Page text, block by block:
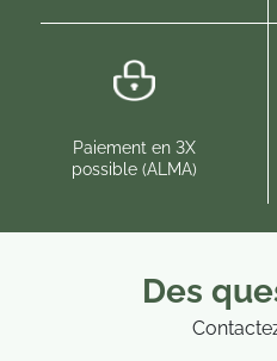
Paiement en 3X
possible (ALMA)
Des